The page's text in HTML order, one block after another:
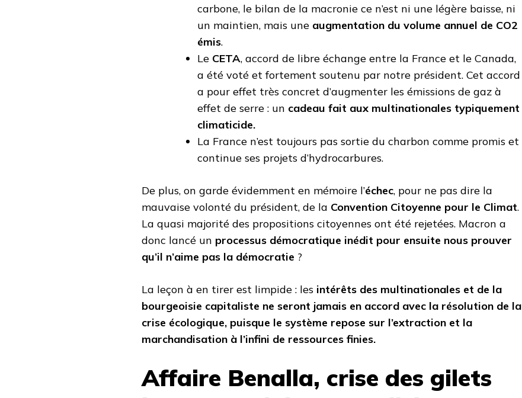
carbone, le bilan de la macronie ce n’est ni une légère baisse, ni
un maintien, mais une augmentation du volume annuel de CO2
émis.
Le CETA, accord de libre échange entre la France et le Canada,
a été voté et fortement soutenu par notre président. Cet accord
a pour effet très concret d’augmenter les émissions de gaz à
effet de serre : un cadeau fait aux multinationales typiquement
climaticide.
La France n’est toujours pas sortie du charbon comme promis et
continue ses projets d’hydrocarbures.
De plus, on garde évidemment en mémoire l’échec, pour ne pas dire la
mauvaise volonté du président, de la Convention Citoyenne pour le Climat.
La quasi majorité des propositions citoyennes ont été rejetées. Macron a
donc lancé un processus démocratique inédit pour ensuite nous prouver
qu’il n’aime pas la démocratie ?
La leçon à en tirer est limpide : les intérêts des multinationales et de la
bourgeoisie capitaliste ne seront jamais en accord avec la résolution de la
crise écologique, puisque le système repose sur l’extraction et la
marchandisation à l’infini de ressources finies.
Affaire Benalla, crise des gilets